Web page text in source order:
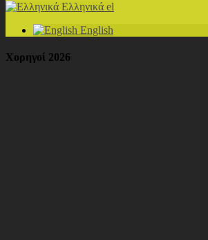
Ελληνικά el
English
Χορηγοί 2026